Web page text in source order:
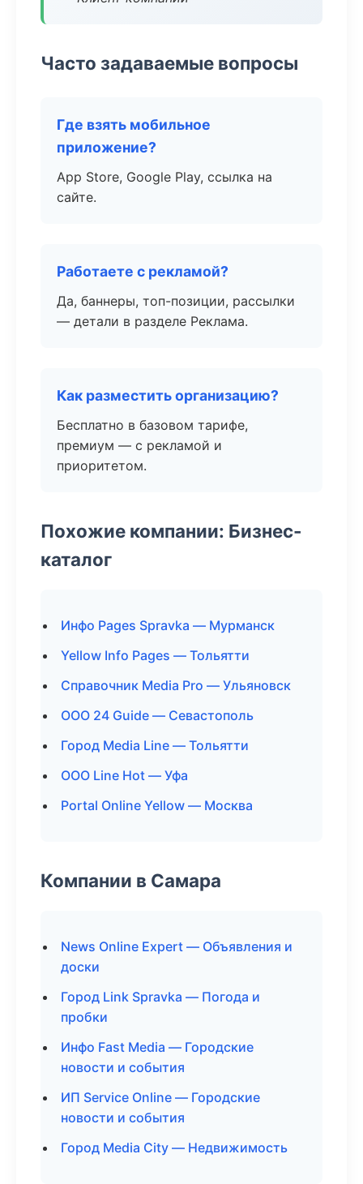
Часто задаваемые вопросы
Где взять мобильное
приложение?
App Store, Google Play, ссылка на
сайте.
Работаете с рекламой?
Да, баннеры, топ-позиции, рассылки
— детали в разделе Реклама.
Как разместить организацию?
Бесплатно в базовом тарифе,
премиум — с рекламой и
приоритетом.
Похожие компании: Бизнес-
каталог
Инфо Pages Spravka — Мурманск
Yellow Info Pages — Тольятти
Справочник Media Pro — Ульяновск
ООО 24 Guide — Севастополь
Город Media Line — Тольятти
ООО Line Hot — Уфа
Portal Online Yellow — Москва
Компании в Самара
News Online Expert — Объявления и
доски
Город Link Spravka — Погода и
пробки
Инфо Fast Media — Городские
новости и события
ИП Service Online — Городские
новости и события
Город Media City — Недвижимость